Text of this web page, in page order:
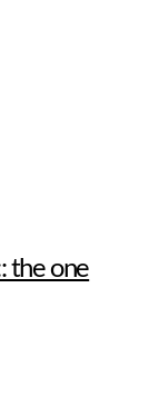
the one